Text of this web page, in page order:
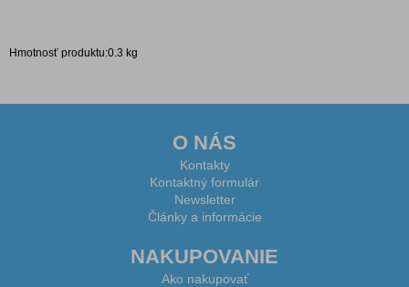
Hmotnosť produktu:0.3 kg
O NÁS
Kontakty
Kontaktný formulár
Newsletter
Články a informácie
NAKUPOVANIE
Ako nakupovať